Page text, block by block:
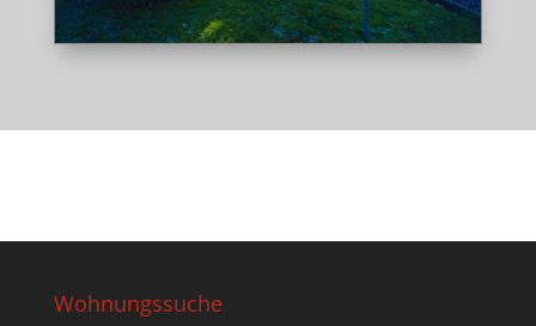
Wohnungssuche